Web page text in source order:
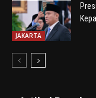
JAKARTA